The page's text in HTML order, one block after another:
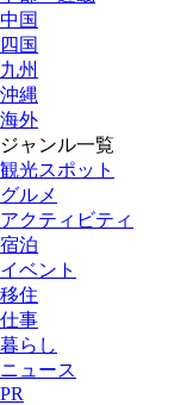
中国
四国
九州
沖縄
海外
ジャンル一覧
観光スポット
グルメ
アクティビティ
宿泊
イベント
移住
仕事
暮らし
ニュース
PR